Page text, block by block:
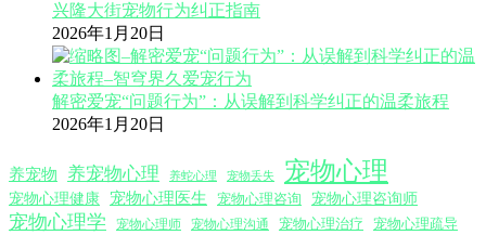
兴隆大街宠物行为纠正指南
2026年1月20日
解密爱宠“问题行为”：从误解到科学纠正的温柔旅程
2026年1月20日
养宠物 养宠物心理 养蛇心理 宠物丢失 宠物心理
宠物心理健康 宠物心理医生 宠物心理咨询 宠物心理咨询师
宠物心理学 宠物心理师 宠物心理沟通 宠物心理治疗
宠物心理疏导